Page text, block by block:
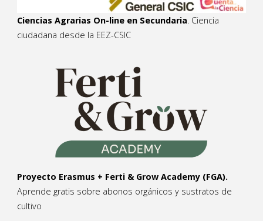
Ciencias Agrarias On-line en Secundaria . Ciencia
ciudadana desde la EEZ-CSIC
Proyecto Erasmus + Ferti & Grow Academy (FGA).
Aprende gratis sobre abonos orgánicos y sustratos de
cultivo